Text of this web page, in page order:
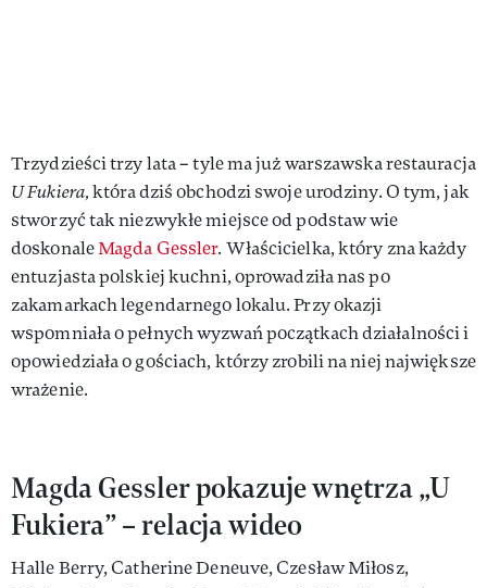
Trzydzieści trzy lata – tyle ma już warszawska restauracja
U Fukiera,która dziś obchodzi swoje urodziny. O tym, jak
stworzyć tak niezwykłe miejsce od podstaw wie
doskonaleMagda Gessler. Właścicielka, który zna każdy
entuzjasta polskiej kuchni, oprowadziła nas po
zakamarkach legendarnego lokalu. Przy okazji
wspomniała o pełnych wyzwań początkach działalności i
opowiedziała o gościach, którzy zrobili na niej największe
wrażenie.
Magda Gessler pokazuje wnętrza „U
Fukiera” – relacja wideo
Halle Berry, Catherine Deneuve, Czesław Miłosz,